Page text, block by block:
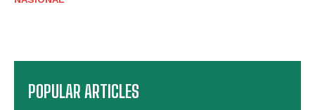
POPULAR ARTICLES